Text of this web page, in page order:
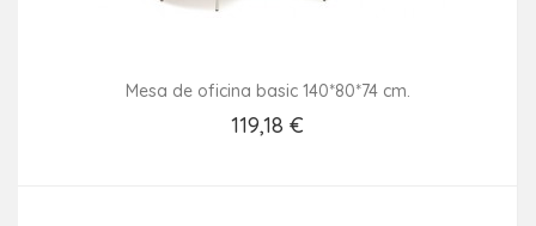
Mesa de oficina basic 140*80*74 cm.
119,18 €